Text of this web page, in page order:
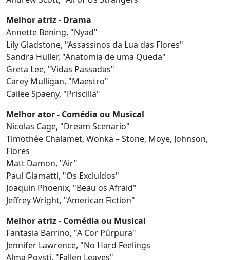
Melhor atriz - Drama
Annette Bening, "Nyad"
Lily Gladstone, "Assassinos da Lua das Flores"
Sandra Huller, "Anatomia de uma Queda"
Greta Lee, "Vidas Passadas"
Carey Mulligan, "Maestro"
Cailee Spaeny, "Priscilla"
Melhor ator - Comédia ou Musical
Nicolas Cage, "Dream Scenario"
Timothée Chalamet, Wonka – Stone, Moye, Johnson,
Flores
Matt Damon, "Air"
Paul Giamatti, "Os Excluídos"
Joaquin Phoenix, "Beau os Afraid"
Jeffrey Wright, "American Fiction"
Melhor atriz - Comédia ou Musical
Fantasia Barrino, "A Cor Púrpura"
Jennifer Lawrence, "No Hard Feelings
Alma Poysti, "Fallen Leaves"